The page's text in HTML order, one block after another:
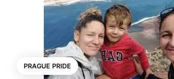
PRAGUE PRIDE